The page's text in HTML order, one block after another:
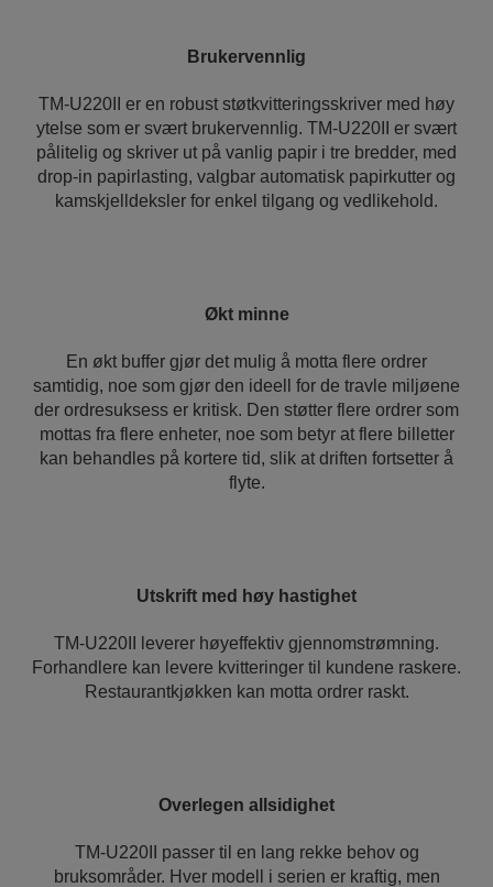
Brukervennlig
TM-U220II er en robust støtkvitteringsskriver med høy
ytelse som er svært brukervennlig. TM-U220II er svært
pålitelig og skriver ut på vanlig papir i tre bredder, med
drop-in papirlasting, valgbar automatisk papirkutter og
kamskjelldeksler for enkel tilgang og vedlikehold.
Økt minne
En økt buffer gjør det mulig å motta flere ordrer
samtidig, noe som gjør den ideell for de travle miljøene
der ordresuksess er kritisk. Den støtter flere ordrer som
mottas fra flere enheter, noe som betyr at flere billetter
kan behandles på kortere tid, slik at driften fortsetter å
flyte.
Utskrift med høy hastighet
TM-U220II leverer høyeffektiv gjennomstrømning.
Forhandlere kan levere kvitteringer til kundene raskere.
Restaurantkjøkken kan motta ordrer raskt.
Overlegen allsidighet
TM-U220II passer til en lang rekke behov og
bruksområder. Hver modell i serien er kraftig, men